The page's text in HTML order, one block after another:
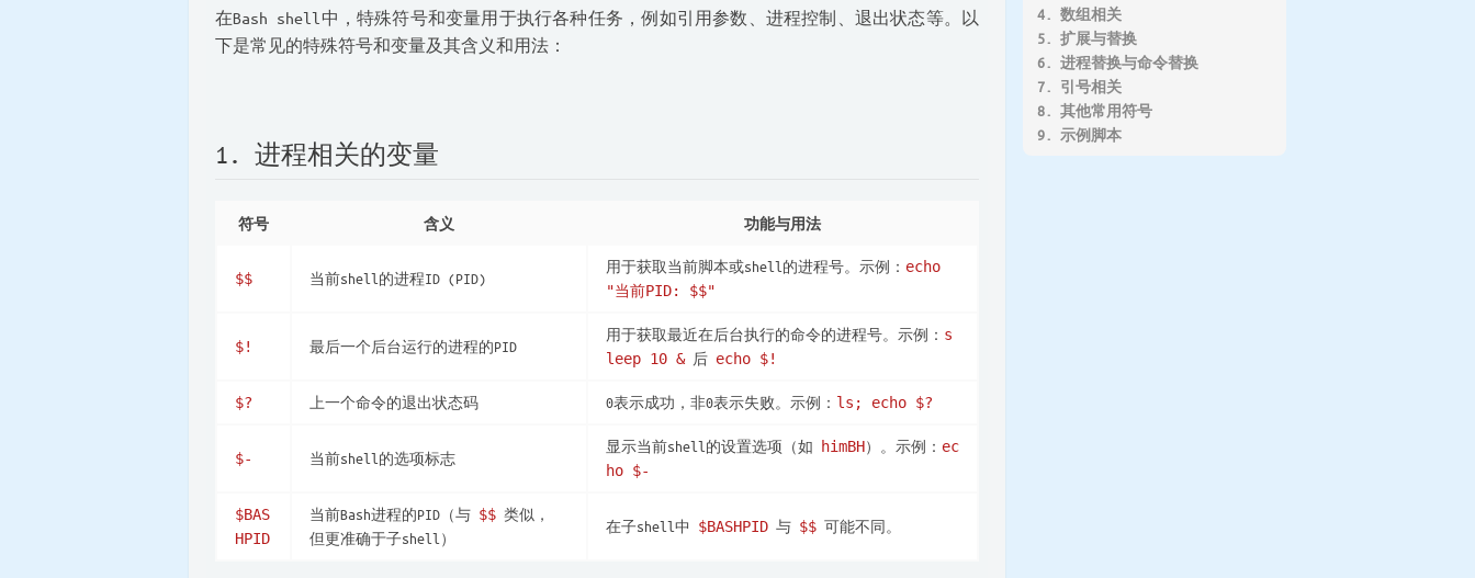
在Bash shell中，特殊符号和变量用于执行各种任务，例如引用参数、进程控制、退出状态等。以
下是常见的特殊符号和变量及其含义和用法：
1. 进程相关的变量
符号 含义 功能与用法
$$ 当前shell的进程ID (PID)
用于获取当前脚本或shell的进程号。示例： echo
"当前PID: $$"
$! 最后一个后台运行的进程的PID
用于获取最近在后台执行的命令的进程号。示例： s
leep 10 &后 echo $!
$? 上一个命令的退出状态码 0表示成功，非0表示失败。示例： ls; echo $?
$- 当前shell的选项标志
显示当前shell的设置选项（如 himBH）。示例： ec
ho $-
$BAS
HPID
当前Bash进程的PID（与 $$ 类似，
但更准确于子shell）
在子shell中 $BASHPID 与 $$ 可能不同。
4. 数组相关
5. 扩展与替换
6. 进程替换与命令替换
7. 引号相关
8. 其他常用符号
9. 示例脚本